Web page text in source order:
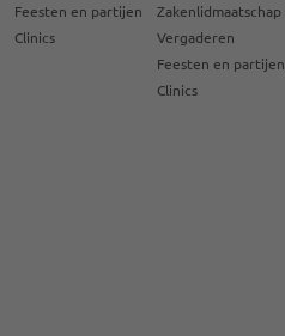
Feesten en partijen
Clinics
Zakenlidmaatschap
Vergaderen
Feesten en partijen
Clinics